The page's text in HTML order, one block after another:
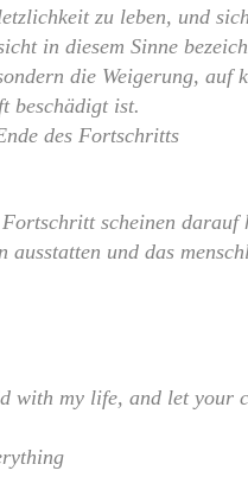
zu leben, und
in diesem Sinne
die Weigerung, auf
beschädigt ist.
des Fortschritts
scheinen darauf
und das
with my life, and let your